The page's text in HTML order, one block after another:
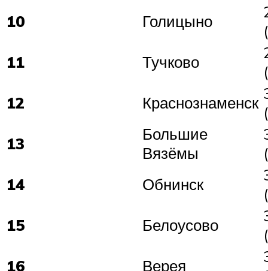
10
Голицыно
11
Тучково
12
Краснознаменск
13
Большие
Вязёмы
14
Обнинск
15
Белоусово
16
Верея